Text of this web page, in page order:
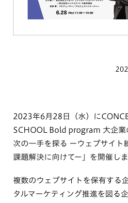
2023年6月28日（水）に
SCHOOL Bold program 大企業
次の一手を探る ーウェブサイト
課題解決に向けてー」を開催しま
複数のウェブサイトを保有する
タルマーケティング推進を図る